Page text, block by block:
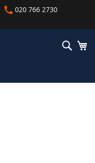
020 766 2730
Haku